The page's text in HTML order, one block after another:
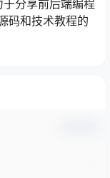
分享前后端编程
码和技术教程的